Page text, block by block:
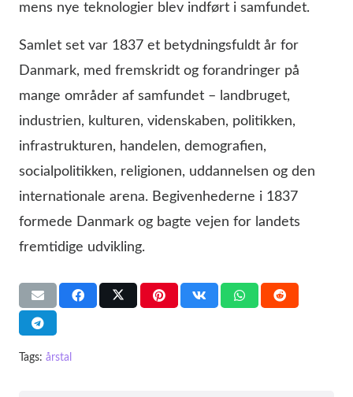
mens nye teknologier blev indført i samfundet.
Samlet set var 1837 et betydningsfuldt år for
Danmark, med fremskridt og forandringer på
mange områder af samfundet – landbruget,
industrien, kulturen, videnskaben, politikken,
infrastrukturen, handelen, demografien,
socialpolitikken, religionen, uddannelsen og den
internationale arena. Begivenhederne i 1837
formede Danmark og bagte vejen for landets
fremtidige udvikling.
Tags: årstal